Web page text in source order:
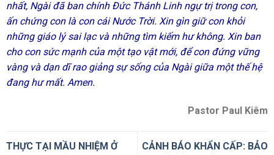
nhất, Ngài đã ban chính Đức Thánh Linh ngự trị trong con,
ấn chứng con là con cái Nước Trời. Xin gìn giữ con khỏi
những giáo lý sai lạc và những tìm kiếm hư không. Xin ban
cho con sức mạnh của một tạo vật mới, để con đứng vững
vàng và dạn dĩ rao giảng sự sống của Ngài giữa một thế hệ
đang hư mất. Amen.
Pastor Paul Kiêm
THỰC TẠI MẦU NHIỆM Ở
CẢNH BÁO KHẨN CẤP: BẢO